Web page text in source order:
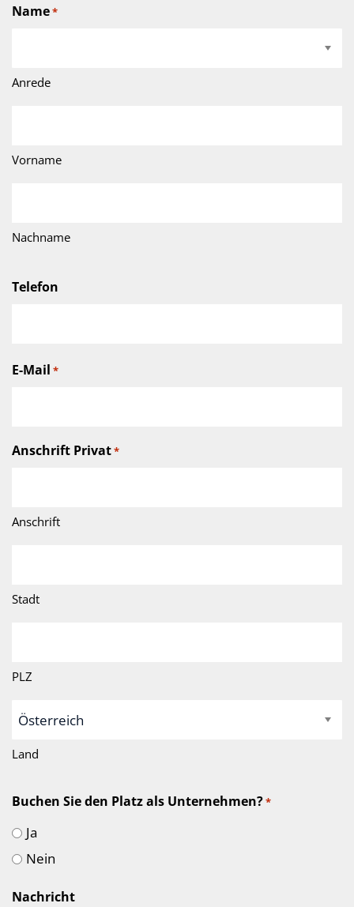
Name*
Anrede
Vorname
Nachname
Telefon
E-Mail *
Anschrift Privat*
Anschrift
Stadt
PLZ
Land
Buchen Sie den Platz als Unternehmen?*
Ja
Nein
Nachricht